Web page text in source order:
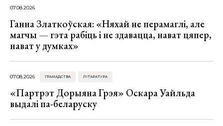
07.08.2026
Ганна Златкоўская: «Няхай не перамаглі, але
магчы — гэта рабіць і не здавацца, нават цяпер,
нават у думках»
07.08.2026 ГРАМАДСТВА ЛІТАРАТУРА
«Партрэт Дорыяна Грэя» Оскара Уайльда
выдалі па-беларуску